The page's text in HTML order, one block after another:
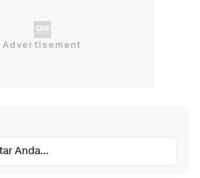
Anda...